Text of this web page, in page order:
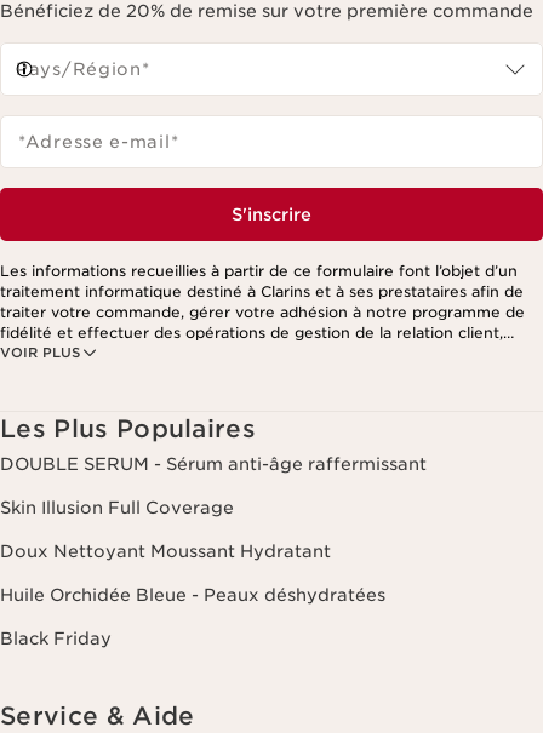
Bénéficiez de 20% de remise sur votre première commande
Pays/Région*
*Adresse e-mail*
S'inscrire
VOIR PLUS
Les informations recueillies à partir de ce formulaire font l’objet d’un
traitement informatique destiné à Clarins et à ses prestataires afin de
traiter votre commande, gérer votre adhésion à notre programme de
fidélité et effectuer des opérations de gestion de la relation client,
notamment pour vous adresser des offres personnalisées en fonction
Les Plus Populaires
DOUBLE SERUM - Sérum anti-âge raffermissant
Skin Illusion Full Coverage
Doux Nettoyant Moussant Hydratant
Huile Orchidée Bleue - Peaux déshydratées
Black Friday
Service & Aide